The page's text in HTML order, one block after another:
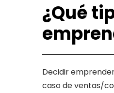
¿Qué
Decidir
caso de ventas/